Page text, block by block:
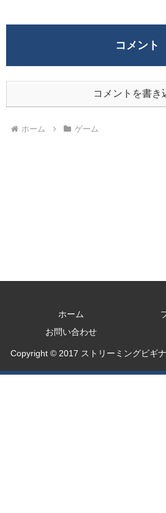
コメント
コメントを書き
ホーム ゲーム
ホーム
お問い合わせ
Copyright © 2017 ストリーミングビギ